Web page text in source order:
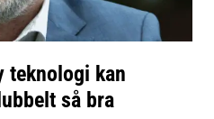
teknologi kan
så bra